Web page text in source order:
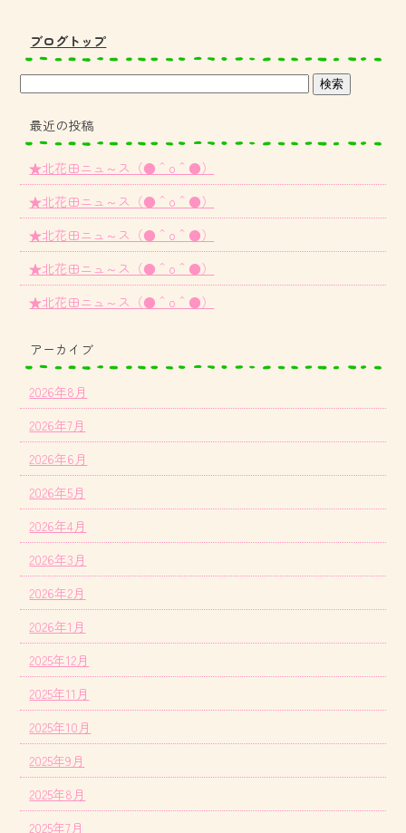
ブログトップ
最近の投稿
★北花田ニュ～ス（●＾o＾●）
★北花田ニュ～ス（●＾o＾●）
★北花田ニュ～ス（●＾o＾●）
★北花田ニュ～ス（●＾o＾●）
★北花田ニュ～ス（●＾o＾●）
アーカイブ
2026年8月
2026年7月
2026年6月
2026年5月
2026年4月
2026年3月
2026年2月
2026年1月
2025年12月
2025年11月
2025年10月
2025年9月
2025年8月
2025年7月